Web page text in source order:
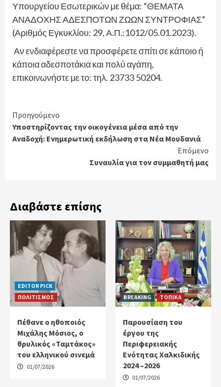
Υπουργείου Εσωτερικών με θέμα: “ΘΕΜΑΤΑ
ΑΝΑΔΟΧΗΣ ΑΔΕΣΠΟΤΩΝ ΖΩΩΝ ΣΥΝΤΡΟΦΙΑΣ”
(Αριθμός Εγκυκλίου: 29, Α.Π.:1012/05.01.2023).
Αν ενδιαφέρεστε να προσφέρετε σπίτι σε κάποιο ή
κάποια αδεσποτάκια και πολύ αγάπη,
επικοινωνήστε με το: τηλ. 23733 50204.
Continue
Reading
Προηγούμενο
Υποστηρίζοντας την οικογένεια μέσα από την
Αναδοχή: Ενημερωτική εκδήλωση στα Νέα Μουδανιά
Επόμενο
Συναυλία για τον συμμαθητή μας
Διαβάστε επίσης
EDITOR PICK
ΠΟΛΙΤΙΣΜΟΣ
Πέθανε ο ηθοποιός
Μιχάλης Μόσιος, ο
θρυλικός «Ταμτάκος»
του ελληνικού σινεμά
01/07/2026
BREAKING ΤΟΠΙΚΑ
Παρουσίαση του
έργου της
Περιφερειακής
Ενότητας Χαλκιδικής
2024 –2026
01/07/2026